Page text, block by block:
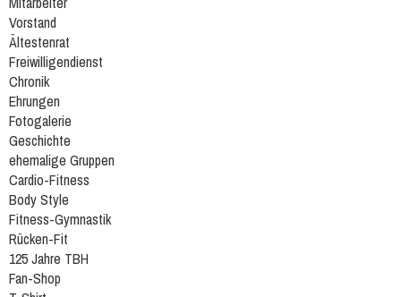
Vorstand
Ältestenrat
Freiwilligendienst
Chronik
Ehrungen
Fotogalerie
Geschichte
ehemalige Gruppen
Cardio-Fitness
Body Style
Fitness-Gymnastik
Rücken-Fit
125 Jahre TBH
Fan-Shop